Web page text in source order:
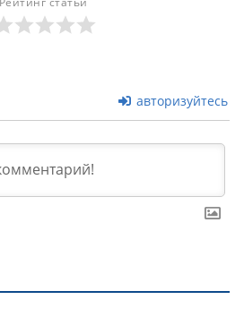
авторизуйтесь